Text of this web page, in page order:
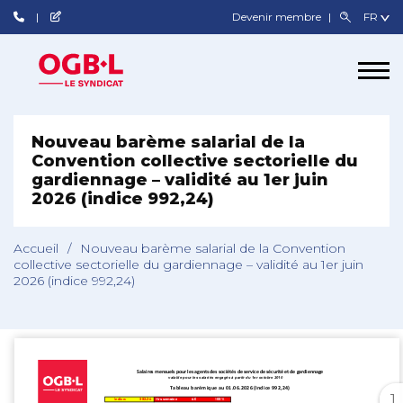
Devenir membre
Nouveau barème salarial de la
Convention collective sectorielle du
gardiennage – validité au 1er juin
2026 (indice 992,24)
Accueil /
Nouveau barème salarial de la Convention
collective sectorielle du gardiennage – validité au 1er juin
2026 (indice 992,24)
1